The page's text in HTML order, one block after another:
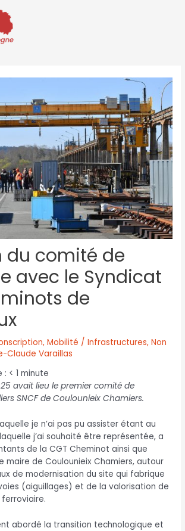
du comité de
avec le Syndicat
de
,Mobilité / Infrastructures,Non
Claude Varaillas
: < 1 minute
avait lieu le premier comité de
SNCF de Coulounieix Chamiers.
je n’ai pas pu assister étant au
j’ai souhaité être représentée, a
de la CGT Cheminot ainsi que
maire de Coulounieix Chamiers, autour
de modernisation du site qui fabrique
(aiguillages) et de la valorisation de
abordé la transition technologique et